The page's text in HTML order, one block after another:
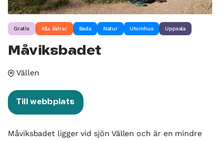
Gratis Alla åldrar Bada Natur Utomhus Uppsala
Måviksbadet
Vällen
Till webbplats
Måviksbadet ligger vid sjön Vällen och är en mindre